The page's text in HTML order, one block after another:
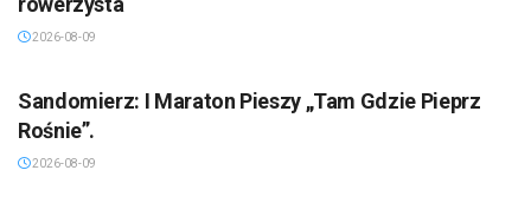
2026-08-09
Sandomierz: I Maraton Pieszy „Tam Gdzie Pieprz
Rośnie”.
2026-08-09